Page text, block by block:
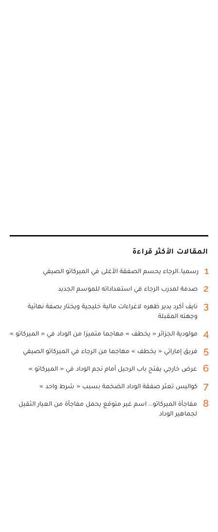
المقالات الأكثر قراءة
1 رسميا..الرجاء يحسم الصفقة الأغلى في الميركاتو الصيفي
2 صدمة لمدرب الرجاء في استعداداته للموسم الجديد
3
نايف أكرد يدير ظهره لاغراءات مالية خليجية ويختار بصفة نهائية
وجهته المقبلة
4 مولودية الجزائر « يخطف » مهاجما متميزا من الوداد في « الميركاتو »
5 فريق إماراتي « يخطف » مهاجما من الرجاء في الميركاتو الصيفي
6 عرض خارجي يفتح باب الرحيل أمام نجم الوداد في « الميركاتو »
7 كواليس تعثر صفقة الوداد الضخمة بسبب « شرط واحد »
8
مفاجأة الميركاتو... اسم غير متوقع يحمل مفاجأة من العيار الثقيل
لجماهير الوداد